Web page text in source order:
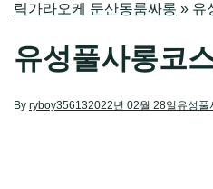
릭가라오케 둔산동룸싸롱 » 유
유성풀사롱코
By ryboy356132022년 02월 28일 유성풀